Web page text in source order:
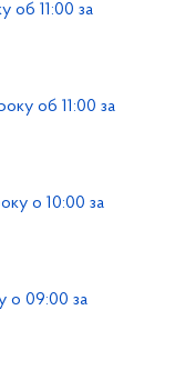
об 11:00 за
об 11:00 за
о 10:00 за
о 09:00 за